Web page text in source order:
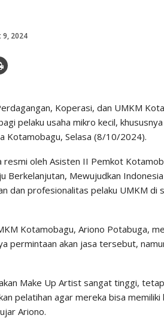
9, 2024
Koperasi, dan UMKM
pelaku usaha mikro kecil,
Kotamobagu, Selasa (8/10/2024).
resmi oleh Asisten II Pemkot
Berkelanjutan, Mewujudkan
dan profesionalitas pelaku UMKM di
Kotamobagu, Ariono Potabuga,
permintaan akan jasa tersebut,
Make Up Artist sangat tinggi,
pelatihan agar mereka bisa
Ariono.